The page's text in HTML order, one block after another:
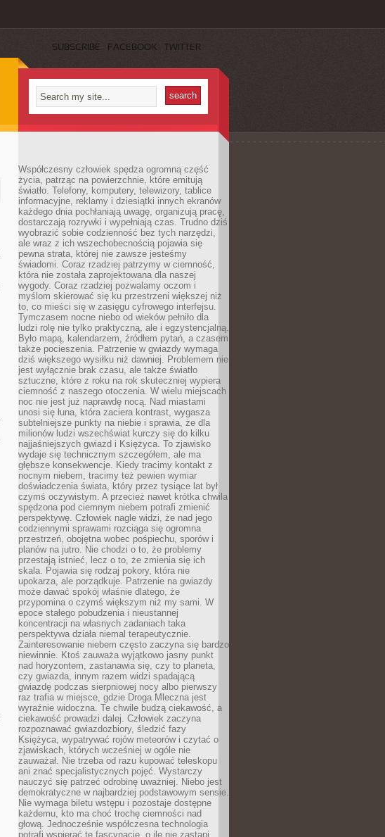
SUBSCRIBE FACEBOOK TWITTER
Współczesny człowiek spędza ogromną część
życia, patrząc na powierzchnie, które emitują
światło. Telefony, komputery, telewizory, tablice
informacyjne, reklamy i dziesiątki innych ekranów
każdego dnia pochłaniają uwagę, organizują pracę,
dostarczają rozrywki i wypełniają czas. Trudno dziś
wyobrazić sobie codzienność bez tych narzędzi,
ale wraz z ich wszechobecnością pojawia się
pewna strata, której nie zawsze jesteśmy
świadomi. Coraz rzadziej patrzymy w ciemność,
która nie została zaprojektowana dla naszej
wygody. Coraz rzadziej pozwalamy oczom i
myślom skierować się ku przestrzeni większej niż
to, co mieści się w zasięgu cyfrowego interfejsu.
Tymczasem nocne niebo od wieków pełniło dla
ludzi rolę nie tylko praktyczną, ale i egzystencjalną.
Było mapą, kalendarzem, źródłem pytań, a czasem
także pocieszenia. Patrzenie w gwiazdy wymaga
dziś większego wysiłku niż dawniej. Problemem nie
jest wyłącznie brak czasu, ale także światło
sztuczne, które z roku na rok skuteczniej wypiera
ciemność z naszego otoczenia. W wielu miejscach
noc nie jest już naprawdę nocą. Nad miastami
unosi się łuna, która zaciera kontrast, wygasza
subtelniejsze punkty na niebie i sprawia, że dla
milionów ludzi wszechświat kurczy się do kilku
najjaśniejszych gwiazd i Księżyca. To zjawisko
wydaje się technicznym szczegółem, ale ma
głębsze konsekwencje. Kiedy tracimy kontakt z
nocnym niebem, tracimy też pewien wymiar
doświadczenia świata, który przez tysiące lat był
czymś oczywistym. A przecież nawet krótka chwila
spędzona pod ciemnym niebem potrafi zmienić
perspektywę. Człowiek nagle widzi, że nad jego
codziennymi sprawami rozciąga się ogromna
przestrzeń, obojętna wobec pośpiechu, sporów i
planów na jutro. Nie chodzi o to, że problemy
przestają istnieć, lecz o to, że zmienia się ich
skala. Pojawia się rodzaj pokory, która nie
upokarza, ale porządkuje. Patrzenie na gwiazdy
może dawać spokój właśnie dlatego, że
przypomina o czymś większym niż my sami. W
epoce stałego pobudzenia i nieustannej
koncentracji na własnych zadaniach taka
perspektywa działa niemal terapeutycznie.
Zainteresowanie niebem często zaczyna się bardzo
niewinnie. Ktoś zauważa wyjątkowo jasny punkt
nad horyzontem, zastanawia się, czy to planeta,
czy gwiazda, innym razem widzi spadającą
gwiazdę podczas sierpniowej nocy albo pierwszy
raz trafia w miejsce, gdzie Droga Mleczna jest
wyraźnie widoczna. Te chwile budzą ciekawość, a
ciekawość prowadzi dalej. Człowiek zaczyna
rozpoznawać gwiazdozbiory, śledzić fazy
Księżyca, wypatrywać rojów meteorów i czytać o
zjawiskach, których wcześniej w ogóle nie
zauważał. Nie trzeba od razu kupować teleskopu
ani znać specjalistycznych pojęć. Wystarczy
nauczyć się patrzeć odrobinę uważniej. Niebo jest
demokratyczne w najbardziej podstawowym sensie.
Nie wymaga biletu wstępu i pozostaje dostępne
każdemu, kto ma choć trochę ciemności nad
głową. Jednocześnie współczesna technologia
potrafi wspierać tę fascynację, o ile nie zastąpi